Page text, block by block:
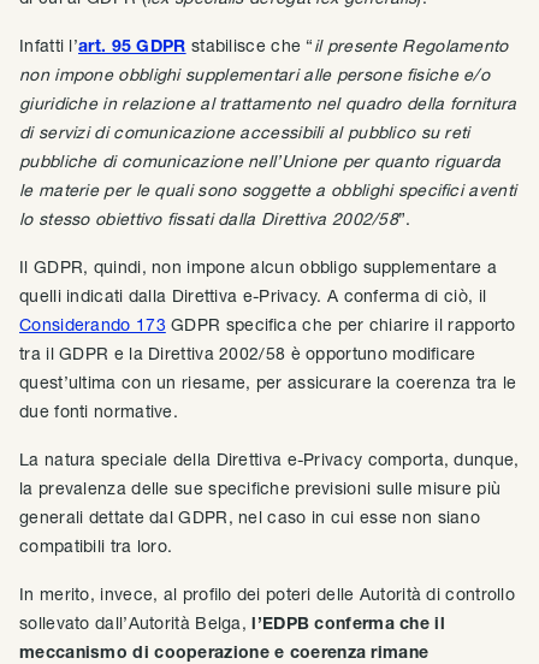
Infatti l’art. 95 GDPR stabilisce che “il presente Regolamento
non impone obblighi supplementari alle persone fisiche e/o
giuridiche in relazione al trattamento nel quadro della fornitura
di servizi di comunicazione accessibili al pubblico su reti
pubbliche di comunicazione nell’Unione per quanto riguarda
le materie per le quali sono soggette a obblighi specifici aventi
lo stesso obiettivo fissati dalla Direttiva 2002/58”.
Il GDPR, quindi, non impone alcun obbligo supplementare a
quelli indicati dalla Direttiva e-Privacy. A conferma di ciò, il
Considerando 173 GDPR specifica che per chiarire il rapporto
tra il GDPR e la Direttiva 2002/58 è opportuno modificare
quest’ultima con un riesame, per assicurare la coerenza tra le
due fonti normative.
La natura speciale della Direttiva e-Privacy comporta, dunque,
la prevalenza delle sue specifiche previsioni sulle misure più
generali dettate dal GDPR, nel caso in cui esse non siano
compatibili tra loro.
In merito, invece, al profilo dei poteri delle Autorità di controllo
sollevato dall’Autorità Belga,l’EDPB conferma che il
meccanismo di cooperazione e coerenza rimane